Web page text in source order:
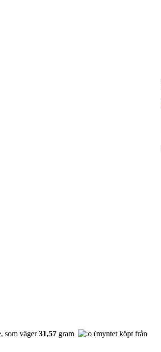
som väger31,57 gram
(myntet köpt från